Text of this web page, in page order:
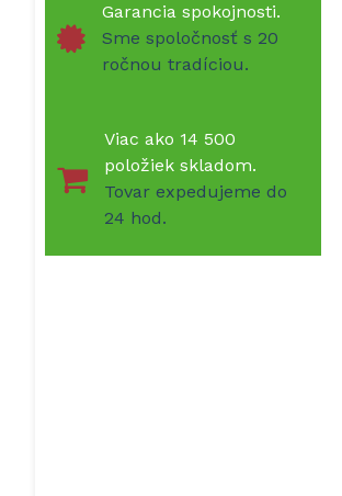
Garancia spokojnosti.
Sme spoločnosť s 20
ročnou tradíciou.
Viac ako 14 500
položiek skladom.
Tovar expedujeme do
24 hod.